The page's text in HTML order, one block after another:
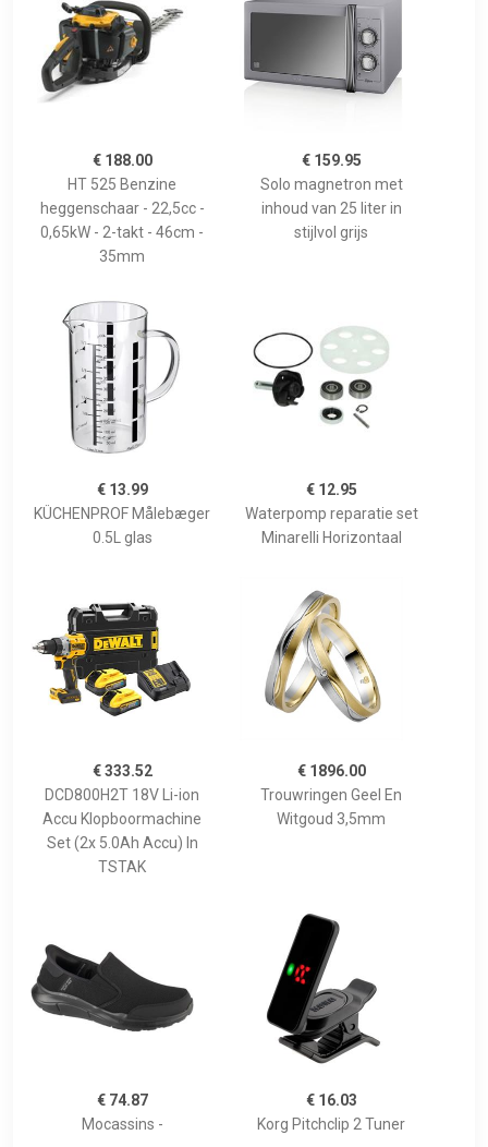
€ 188.00
HT 525 Benzine
heggenschaar - 22,5cc -
0,65kW - 2-takt - 46cm -
35mm
€ 159.95
Solo magnetron met
inhoud van 25 liter in
stijlvol grijs
€ 13.99
KÜCHENPROF Målebæger
0.5L glas
€ 12.95
Waterpomp reparatie set
Minarelli Horizontaal
€ 333.52
DCD800H2T 18V Li-ion
Accu Klopboormachine
Set (2x 5.0Ah Accu) In
TSTAK
€ 1896.00
Trouwringen Geel En
Witgoud 3,5mm
€ 74.87
Mocassins -
€ 16.03
Korg Pitchclip 2 Tuner